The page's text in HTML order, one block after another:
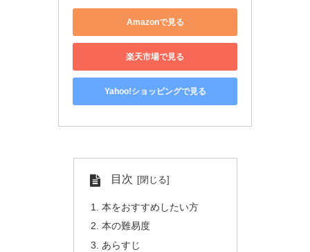
Amazonで見る
楽天市場で見る
Yahoo!ショッピングで見る
目次
本をおすすめしたい方
本の難易度
あらすじ